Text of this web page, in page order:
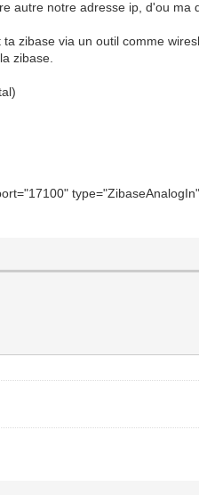
void
InputAnalog.cpp:97 void
autre notre adresse ip, d'ou ma
zibase via un outil comme
zibase.